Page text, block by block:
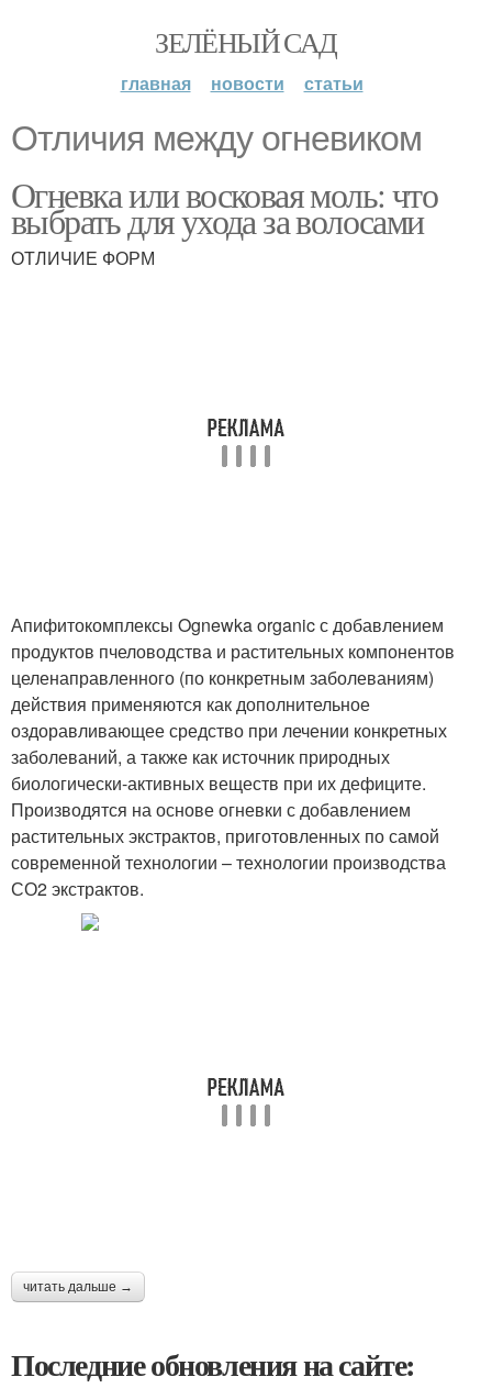
ЗЕЛЁНЫЙ САД
главная новости статьи
Отличия между огневиком
Огневка или восковая моль: что
выбрать для ухода за волосами
ОТЛИЧИЕ ФОРМ
Апифитокомплексы Ognewka organic с добавлением
продуктов пчеловодства и растительных компонентов
целенаправленного (по конкретным заболеваниям)
действия применяются как дополнительное
оздоравливающее средство при лечении конкретных
заболеваний, а также как источник природных
биологически-активных веществ при их дефиците.
Производятся на основе огневки с добавлением
растительных экстрактов, приготовленных по самой
современной технологии – технологии производства
СО2 экстрактов.
читать дальше →
Последние обновления на сайте: